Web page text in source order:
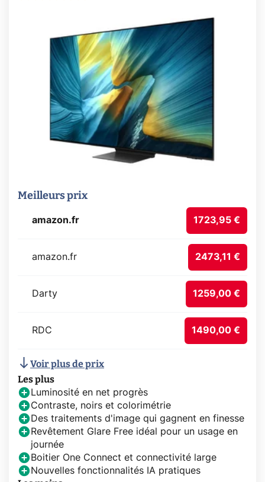
Meilleurs prix
amazon.fr 1723,95 €
amazon.fr 2473,11 €
Darty 1259,00 €
RDC 1490,00 €
Voir plus de prix
Les plus
Luminosité en net progrès
Contraste, noirs et colorimétrie
Des traitements d'image qui gagnent en finesse
Revêtement Glare Free idéal pour un usage en
journée
Boitier One Connect et connectivité large
Nouvelles fonctionnalités IA pratiques